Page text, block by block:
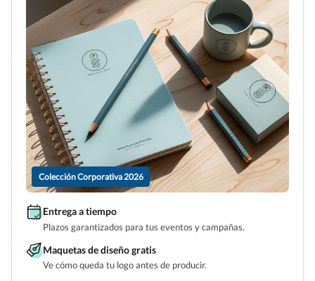
Colección Corporativa 2026
Entrega a tiempo
Plazos garantizados para tus eventos y campañas.
Maquetas de diseño gratis
Ve cómo queda tu logo antes de producir.